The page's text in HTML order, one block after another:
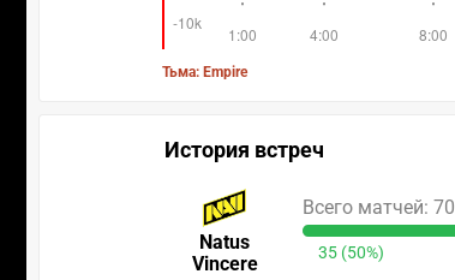
Тьма: Empire
История встреч
Natus
Vincere
Всего матчей: 70
35 (50%)